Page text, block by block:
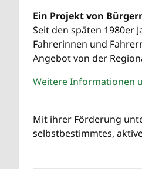
Ein Projekt von
Seit den späten 1980er
Fahrerinnen und
Angebot von der
Weitere Informationen
Mit ihrer Förderung
selbstbestimmtes,